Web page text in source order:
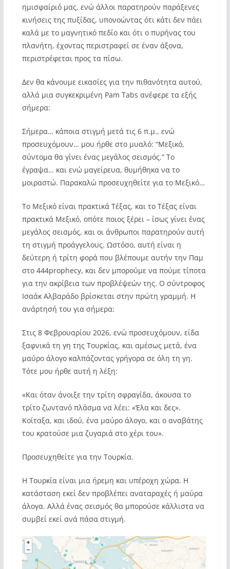
ημισφαίριό μας, ενώ άλλοι παρατηρούν παράξενες
κινήσεις της πυξίδας, υπονοώντας ότι κάτι δεν πάει
καλά με το μαγνητικό πεδίο και ότι ο πυρήνας του
πλανήτη, έχοντας περιστραφεί σε έναν άξονα,
περιστρέφεται προς τα πίσω.
Δεν θα κάνουμε εικασίες για την πιθανότητα αυτού,
αλλά μια συγκεκριμένη Pam Tabs ανέφερε τα εξής
σήμερα:
Σήμερα… κάποια στιγμή μετά τις 6 π.μ., ενώ
προσευχόμουν… μου ήρθε στο μυαλό: “Μεξικό,
σύντομα θα γίνει ένας μεγάλος σεισμός.” Το
έγραψα… και ενώ μαγείρευα, θυμήθηκα να το
μοιραστώ. Παρακαλώ προσευχηθείτε για το Μεξικό…
Το Μεξικό είναι πρακτικά Τέξας, και το Τέξας είναι
πρακτικά Μεξικό, οπότε ποιος ξέρει – ίσως γίνει ένας
μεγάλος σεισμός, και οι άνθρωποι παρατηρούν αυτή
τη στιγμή προάγγελους. Ωστόσο, αυτή είναι η
δεύτερη ή τρίτη φορά που βλέπουμε αυτήν την Παμ
στο 444prophecy, και δεν μπορούμε να πούμε τίποτα
για την ακρίβεια των προβλέψεών της. Ο σύντροφος
Ισαάκ Αλβαράδο βρίσκεται στην πρώτη γραμμή. Η
ανάρτησή του για σήμερα:
Στις 8 Φεβρουαρίου 2026, ενώ προσευχόμουν, είδα
ξαφνικά τη γη της Τουρκίας, και αμέσως μετά, ένα
μαύρο άλογο καλπάζοντας γρήγορα σε όλη τη γη.
Τότε μου ήρθε αυτή η λέξη:
«Και όταν άνοιξε την τρίτη σφραγίδα, άκουσα το
τρίτο ζωντανό πλάσμα να λέει: «Έλα και δες».
Κοίταξα, και ιδού, ένα μαύρο άλογο, και ο αναβάτης
του κρατούσε μια ζυγαριά στο χέρι του».
Προσευχηθείτε για την Τουρκία.
Η Τουρκία είναι μια ήρεμη και υπέροχη χώρα. Η
κατάσταση εκεί δεν προβλέπει αναταραχές ή μαύρα
άλογα. Αλλά ένας σεισμός θα μπορούσε κάλλιστα να
συμβεί εκεί ανά πάσα στιγμή.